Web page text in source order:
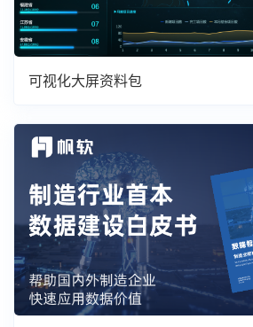
可视化大屏资料包